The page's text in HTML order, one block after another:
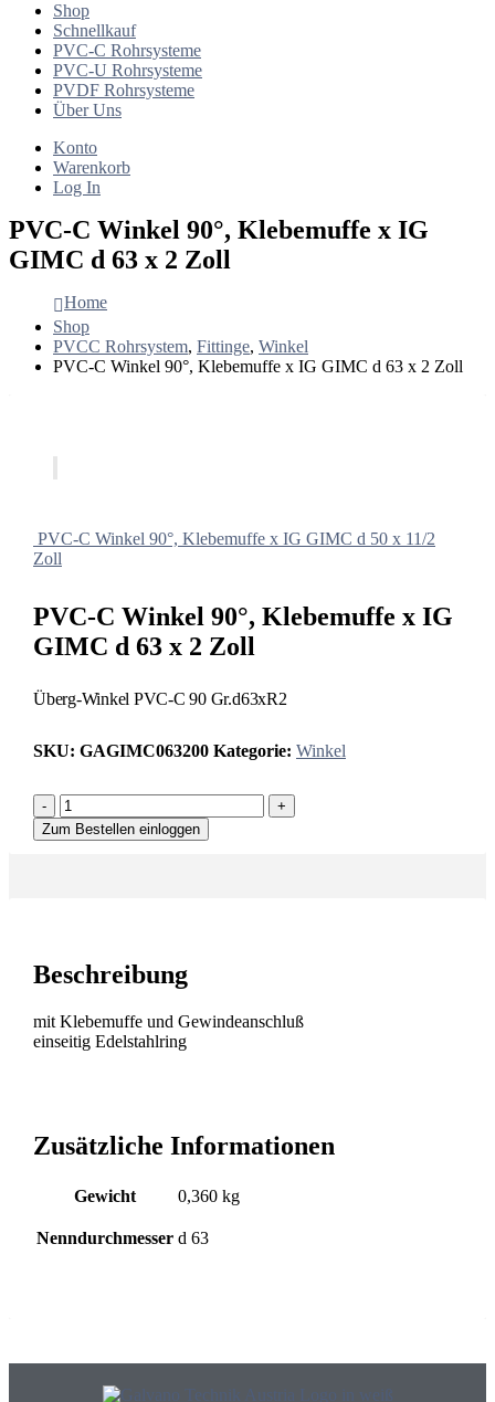
Shop
Schnellkauf
PVC-C Rohrsysteme
PVC-U Rohrsysteme
PVDF Rohrsysteme
Über Uns
Konto
Warenkorb
Log In
PVC-C Winkel 90°, Klebemuffe x IG
GIMC d 63 x 2 Zoll
Home
Shop
PVCC Rohrsystem, Fittinge, Winkel
PVC-C Winkel 90°, Klebemuffe x IG GIMC d 63 x 2 Zoll
PVC-C Winkel 90°, Klebemuffe x IG GIMC d 50 x 11/2
Zoll
PVC-C Winkel 90°, Klebemuffe x IG
GIMC d 63 x 2 Zoll
Überg-Winkel PVC-C 90 Gr.d63xR2
SKU: GAGIMC063200 Kategorie: Winkel
-
+
Zum Bestellen einloggen
Beschreibung
mit Klebemuffe und Gewindeanschluß
einseitig Edelstahlring
Zusätzliche Informationen
Gewicht 0,360 kg
Nenndurchmesser d 63